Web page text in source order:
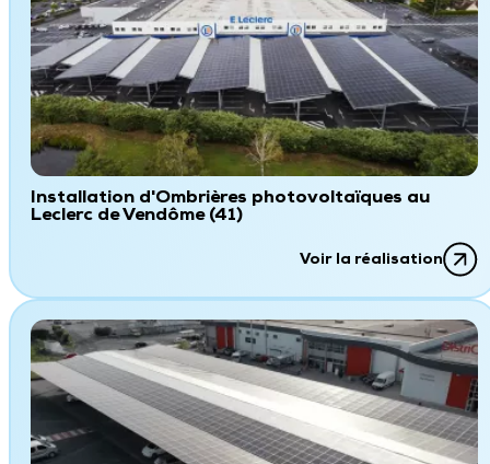
Installation d'Ombrières photovoltaïques au
Leclerc de Vendôme (41)
Voir la réalisation